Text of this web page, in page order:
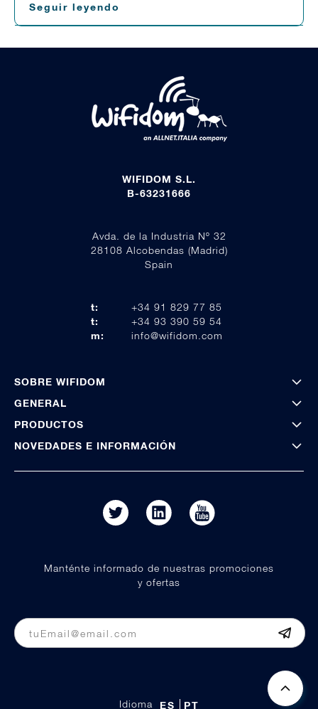
Seguir leyendo
WIFIDOM S.L.
B-63231666
Avda. de la Industria Nº 32
28108 Alcobendas (Madrid)
Spain
t:
+34 91 829 77 85
t:
+34 93 390 59 54
m:
info@wifidom.com
SOBRE WIFIDOM
GENERAL
PRODUCTOS
NOVEDADES E INFORMACIÓN
Idioma ES PT
Manténte informado de nuestras promociones
y ofertas